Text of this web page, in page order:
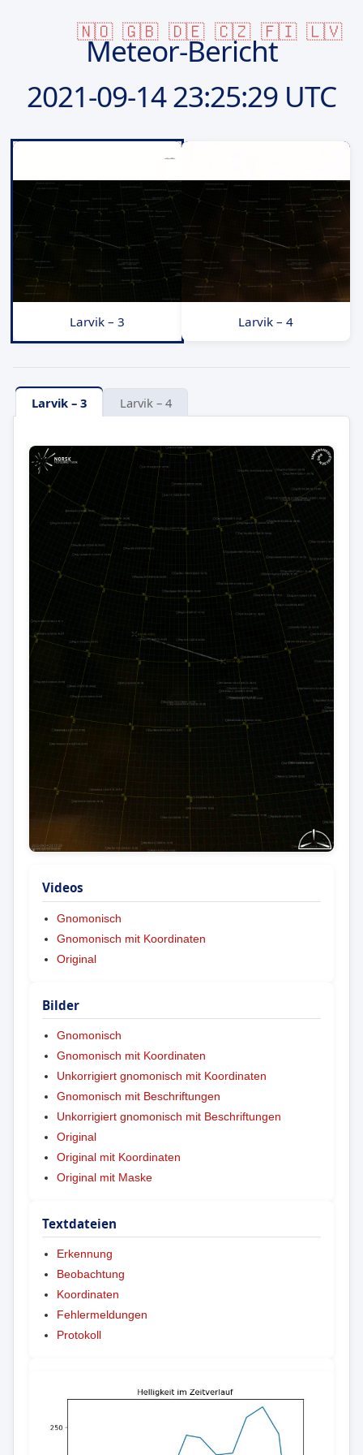
🇳🇴 🇬🇧 🇩🇪 🇨🇿 🇫🇮 🇱🇻
Meteor-Bericht
2021-09-1423:25:29 UTC
Larvik – 3 Larvik – 4
Larvik – 3 Larvik – 4
Videos
Gnomonisch
Gnomonisch mit Koordinaten
Original
Bilder
Gnomonisch
Gnomonisch mit Koordinaten
Unkorrigiert gnomonisch mit Koordinaten
Gnomonisch mit Beschriftungen
Unkorrigiert gnomonisch mit Beschriftungen
Original
Original mit Koordinaten
Original mit Maske
Textdateien
Erkennung
Beobachtung
Koordinaten
Fehlermeldungen
Protokoll